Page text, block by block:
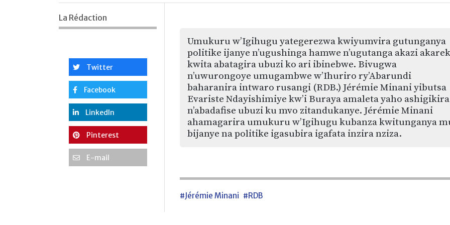
La Rédaction
Twitter
Facebook
LinkedIn
Pinterest
E-mail
Umukuru w’Igihugu yategerezwa kwiyumvira gutunganya
politike ijanye n’ugushinga hamwe n’ugutanga akazi
kwita abatagira ubuzi ko ari ibinebwe. Bivugwa
n’uwurongoye umugambwe w’Ihuriro ry’Abarundi
baharanira intwaro rusangi (RDB.) Jérémie Minani yibutsa
Evariste Ndayishimiye kw’i Buraya amaleta yaho ashigikira
n’abadafise ubuzi ku mvo zitandukanye. Jérémie Minani
ahamagarira umukuru w’Igihugu kubanza kwitunganya
bijanye na politike igasubira igafata inzira nziza.
#Jérémie Minani #RDB